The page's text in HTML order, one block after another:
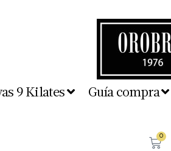
9 Kilates Guía compra
0